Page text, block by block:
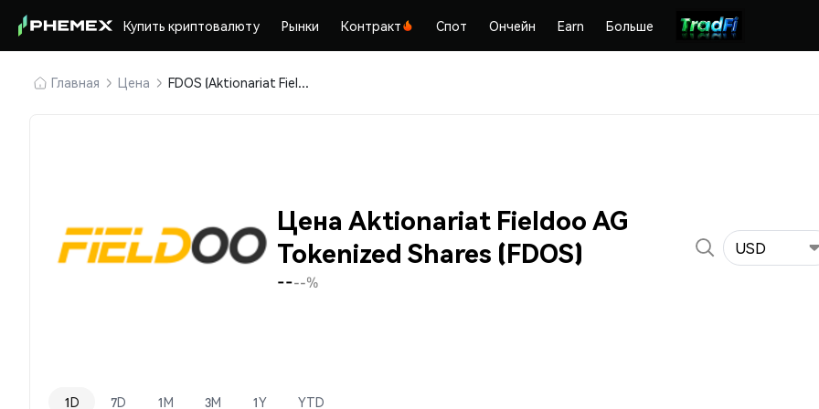
Купить криптовалюту Рынки Контракт Спот Ончейн Earn Больше
Главная Цена FDOS (Aktionariat Fieldoo AG Tokenized Shares)
Цена Aktionariat Fieldoo AG
Tokenized Shares (FDOS)
----%
USD
1D 7D 1M 3M 1Y YTD